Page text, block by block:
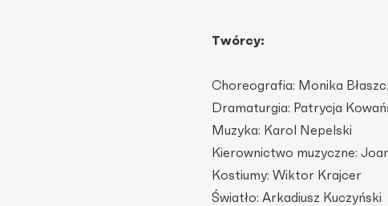
Twórcy:
Choreografia: Monika
Dramaturgia: Patrycja
Muzyka: Karol Nepelski
Kierownictwo muzyczne:
Kostiumy: Wiktor Krajcer
Światło: Arkadiusz Kuczyński